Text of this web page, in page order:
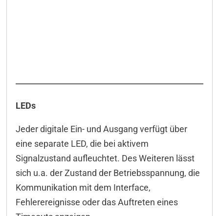
LEDs
Jeder digitale Ein- und Ausgang verfügt über
eine separate LED, die bei aktivem
Signalzustand aufleuchtet. Des Weiteren lässt
sich u.a. der Zustand der Betriebsspannung, die
Kommunikation mit dem Interface,
Fehlerereignisse oder das Auftreten eines